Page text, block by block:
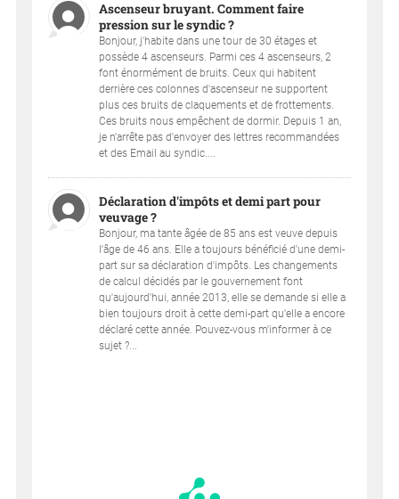
Ascenseur bruyant. Comment faire
pression sur le syndic ?
Bonjour, j'habite dans une tour de 30 étages et
possède 4 ascenseurs. Parmi ces 4 ascenseurs, 2
font énormément de bruits. Ceux qui habitent
derrière ces colonnes d'ascenseur ne supportent
plus ces bruits de claquements et de frottements.
Ces bruits nous empêchent de dormir. Depuis 1 an,
je n'arrête pas d'envoyer des lettres recommandées
et des Email au syndic....
Déclaration d'impôts et demi part pour
veuvage ?
Bonjour, ma tante âgée de 85 ans est veuve depuis
l'âge de 46 ans. Elle a toujours bénéficié d'une demi-
part sur sa déclaration d'impôts. Les changements
de calcul décidés par le gouvernement font
qu'aujourd'hui, année 2013, elle se demande si elle a
bien toujours droit à cette demi-part qu'elle a encore
déclaré cette année. Pouvez-vous m'informer à ce
sujet ?...